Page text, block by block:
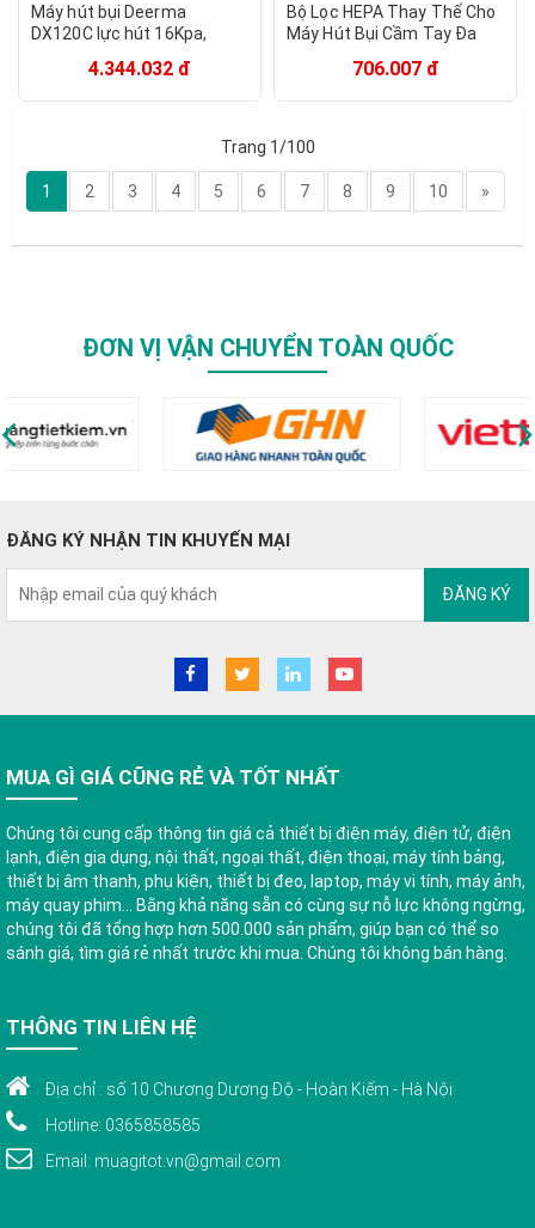
Máy hút bụi Deerma
DX120C lực hút 16Kpa,
không chổi than {New 2025}
- Hàng chính hãng
4.344.032 đ
Bộ Lọc HEPA Thay Thế Cho
Máy Hút Bụi Cầm Tay Đa
Nhập Khẩu706.007 đ
Trang 1/100
1 2 3 4 5 6 7 8 9 10 »
ĐƠN VỊ VẬN CHUYỂN TOÀN QUỐC
ĐĂNG KÝ NHẬN TIN KHUYẾN MẠI
ĐĂNG KÝ
MUA GÌ GIÁ CŨNG RẺ VÀ TỐT NHẤT
Chúng tôi cung cấp thông tin giá cả thiết bị điện máy, điện tử, điện
lạnh, điện gia dụng, nội thất, ngoại thất, điện thoại, máy tính bảng,
thiết bị âm thanh, phụ kiện, thiết bị đeo, laptop, máy vi tính, máy ảnh,
máy quay phim... Bằng khả năng sẵn có cùng sự nỗ lực không ngừng,
chúng tôi đã tổng hợp hơn 500.000 sản phẩm, giúp bạn có thể so
sánh giá, tìm giá rẻ nhất trước khi mua. Chúng tôi không bán hàng.
THÔNG TIN LIÊN HỆ
Địa chỉ : số 10 Chương Dương Độ - Hoàn Kiếm - Hà Nội
Hotline: 0365858585
Email: muagitot.vn@gmail.com